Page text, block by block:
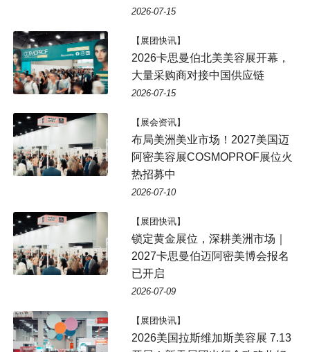
2026-07-15
【展团快讯】
2026卡思曼伯北美美容展开幕，
大量采购商对接中国供应链
2026-07-15
【展会资讯】
布局美洲美业市场！2027美国迈
阿密美容展COSMOPROF展位火
热招募中
2026-07-10
【展团快讯】
锁定黄金展位，深耕美洲市场｜
2027卡思曼伯迈阿密美博会报名
已开启
2026-07-09
【展团快讯】
2026美国拉斯维加斯美容展 7.13